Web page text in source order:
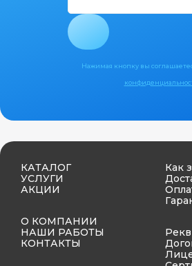
Нажимая кнопку вы
КАТАЛОГ
УСЛУГИ
АКЦИИ
О КОМПАНИИ
НАШИ РАБОТЫ
КОНТАКТЫ
Как